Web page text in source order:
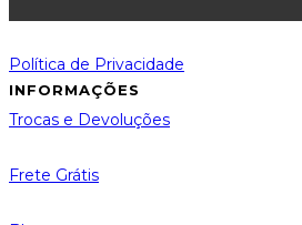
INFORMAÇÕES
Política de Privacidade
Trocas e Devoluções
Frete Grátis